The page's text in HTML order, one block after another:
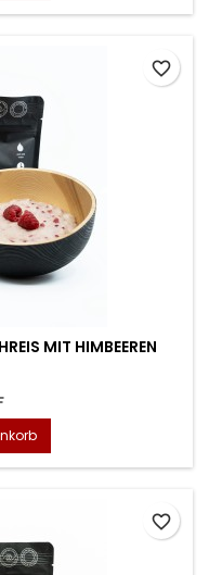
MIT HIMBEEREN
favorite_border
favorite_border